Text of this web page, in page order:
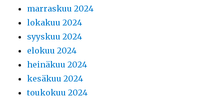
marraskuu 2024
lokakuu 2024
syyskuu 2024
elokuu 2024
heinäkuu 2024
kesäkuu 2024
toukokuu 2024